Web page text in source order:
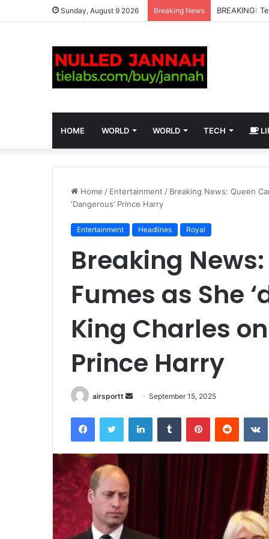
Sunday, August 9 2026 Breaking News
HOME WORLD WORLD TECH
Home / Entertainment / Breaking News: Queen
‘Dangerous’ Prince Harry
Entertainment Headlines Royal
Breaking
Fumes as She
King Charles
Prince Harry
airsportt
d
a
September 15, 2025